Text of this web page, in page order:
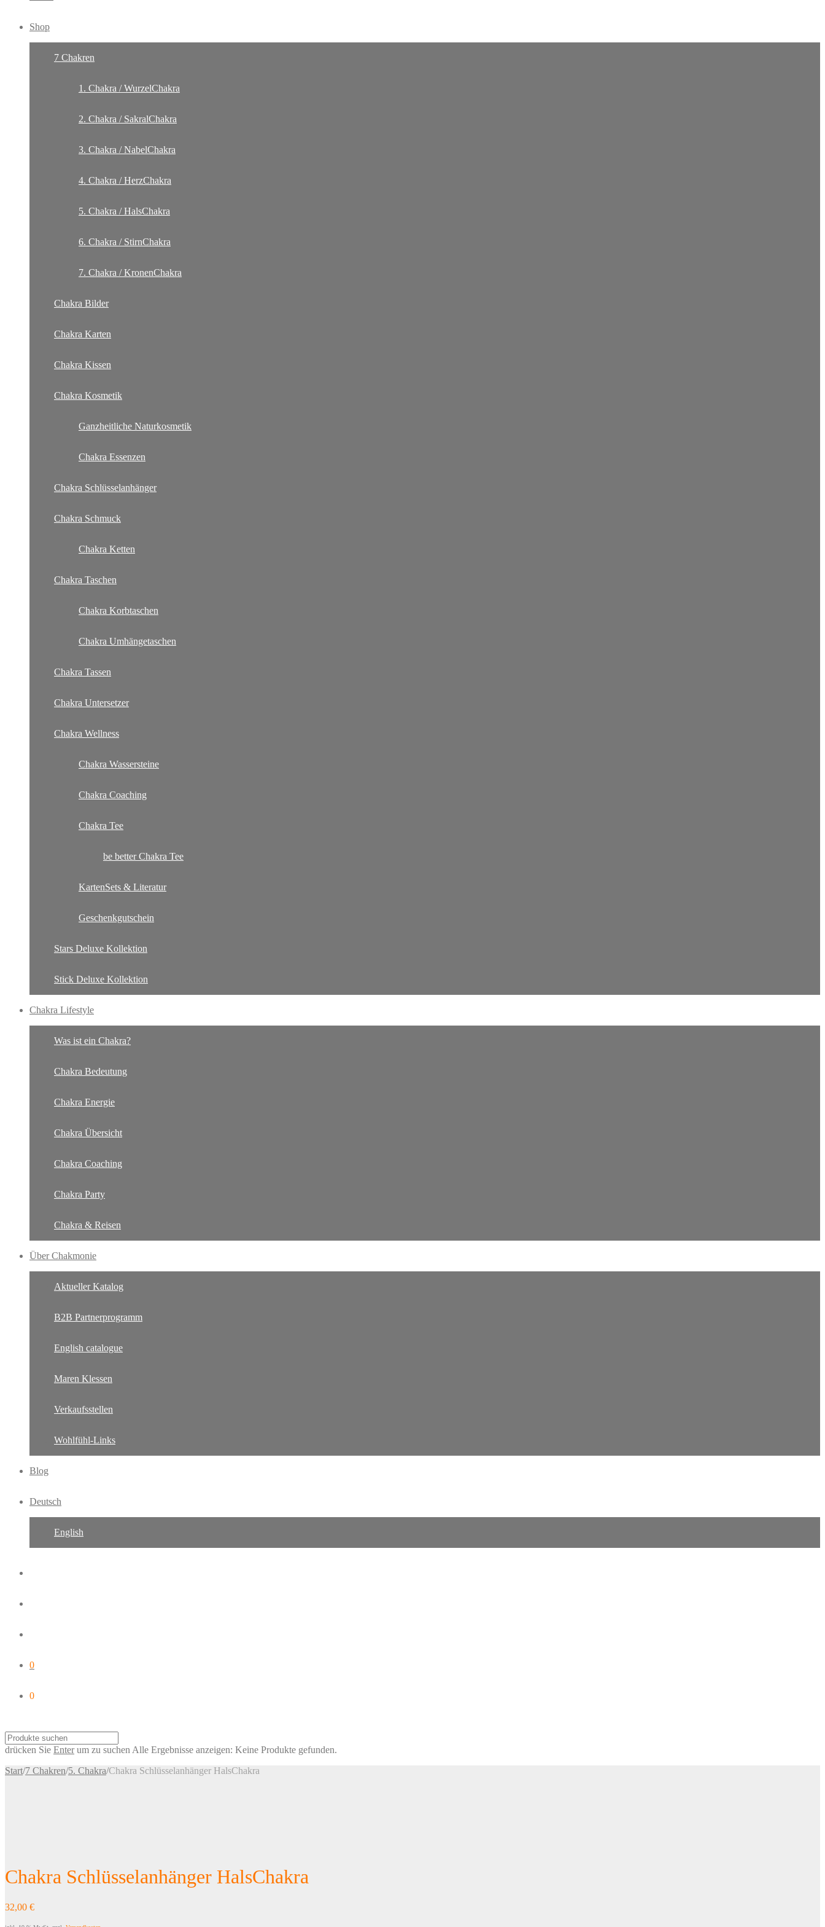
Shop
7 Chakren
1. Chakra / WurzelChakra
2. Chakra / SakralChakra
3. Chakra / NabelChakra
4. Chakra / HerzChakra
5. Chakra / HalsChakra
6. Chakra / StirnChakra
7. Chakra / KronenChakra
Chakra Bilder
Chakra Karten
Chakra Kissen
Chakra Kosmetik
Ganzheitliche Naturkosmetik
Chakra Essenzen
Chakra Schlüsselanhänger
Chakra Schmuck
Chakra Ketten
Chakra Taschen
Chakra Korbtaschen
Chakra Umhängetaschen
Chakra Tassen
Chakra Untersetzer
Chakra Wellness
Chakra Wassersteine
Chakra Coaching
Chakra Tee
be better Chakra Tee
KartenSets & Literatur
Geschenkgutschein
Stars Deluxe Kollektion
Stick Deluxe Kollektion
Chakra Lifestyle
Was ist ein Chakra?
Chakra Bedeutung
Chakra Energie
Chakra Übersicht
Chakra Coaching
Chakra Party
Chakra & Reisen
Über Chakmonie
Aktueller Katalog
B2B Partnerprogramm
English catalogue
Maren Klessen
Verkaufsstellen
Wohlfühl-Links
Blog
Deutsch
English
0
0
drücken Sie Enterum zu suchen Alle Ergebnisse anzeigen: Keine Produkte gefunden.
Start/7 Chakren/5. Chakra/Chakra Schlüsselanhänger HalsChakra
Chakra Schlüsselanhänger HalsChakra
32,00 €